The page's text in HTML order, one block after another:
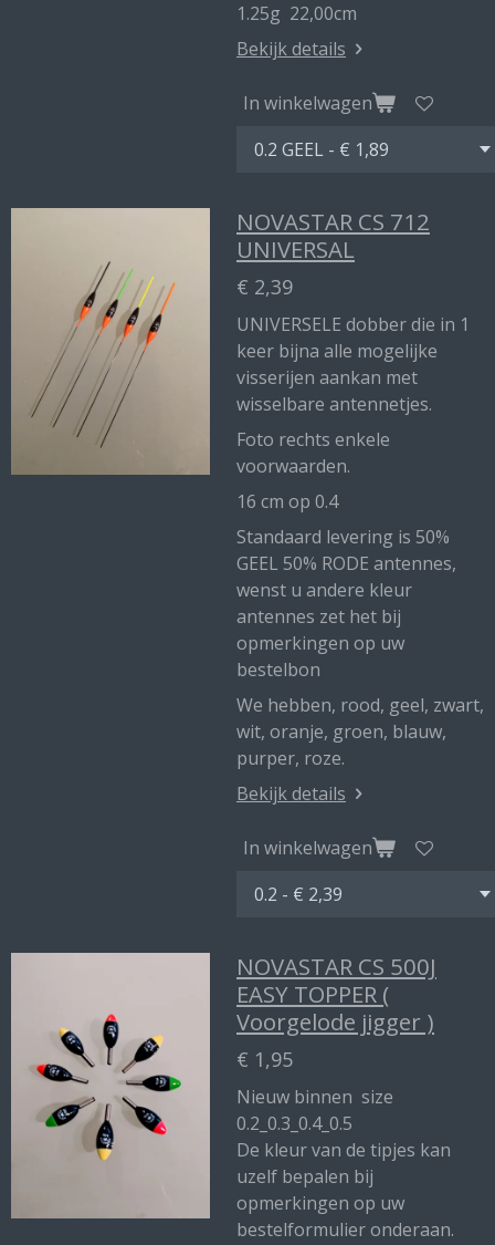
1.25g 22,00cm
Bekijk details
In winkelwagen
NOVASTAR CS 712
UNIVERSAL
€ 2,39
UNIVERSELE dobber die in 1
keer bijna alle mogelijke
visserijen aankan met
wisselbare antennetjes.
Foto rechts enkele
voorwaarden.
16 cm op 0.4
Standaard levering is 50%
GEEL 50% RODE antennes,
wenst u andere kleur
antennes zet het bij
opmerkingen op uw
bestelbon
We hebben, rood, geel, zwart,
wit, oranje, groen, blauw,
purper, roze.
Bekijk details
In winkelwagen
NOVASTAR CS 500J
EASY TOPPER (
Voorgelode jigger )
€ 1,95
Nieuw binnen size
0.2_0.3_0.4_0.5
De kleur van de tipjes kan
uzelf bepalen bij
opmerkingen op uw
bestelformulier onderaan.